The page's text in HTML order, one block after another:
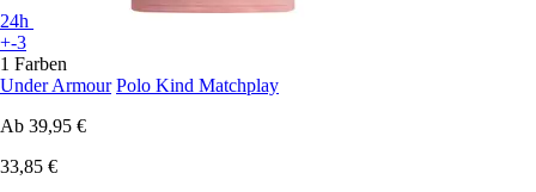
24h
+-3
1 Farben
Under Armour Polo Kind Matchplay
Ab 39,95 €
33,85 €